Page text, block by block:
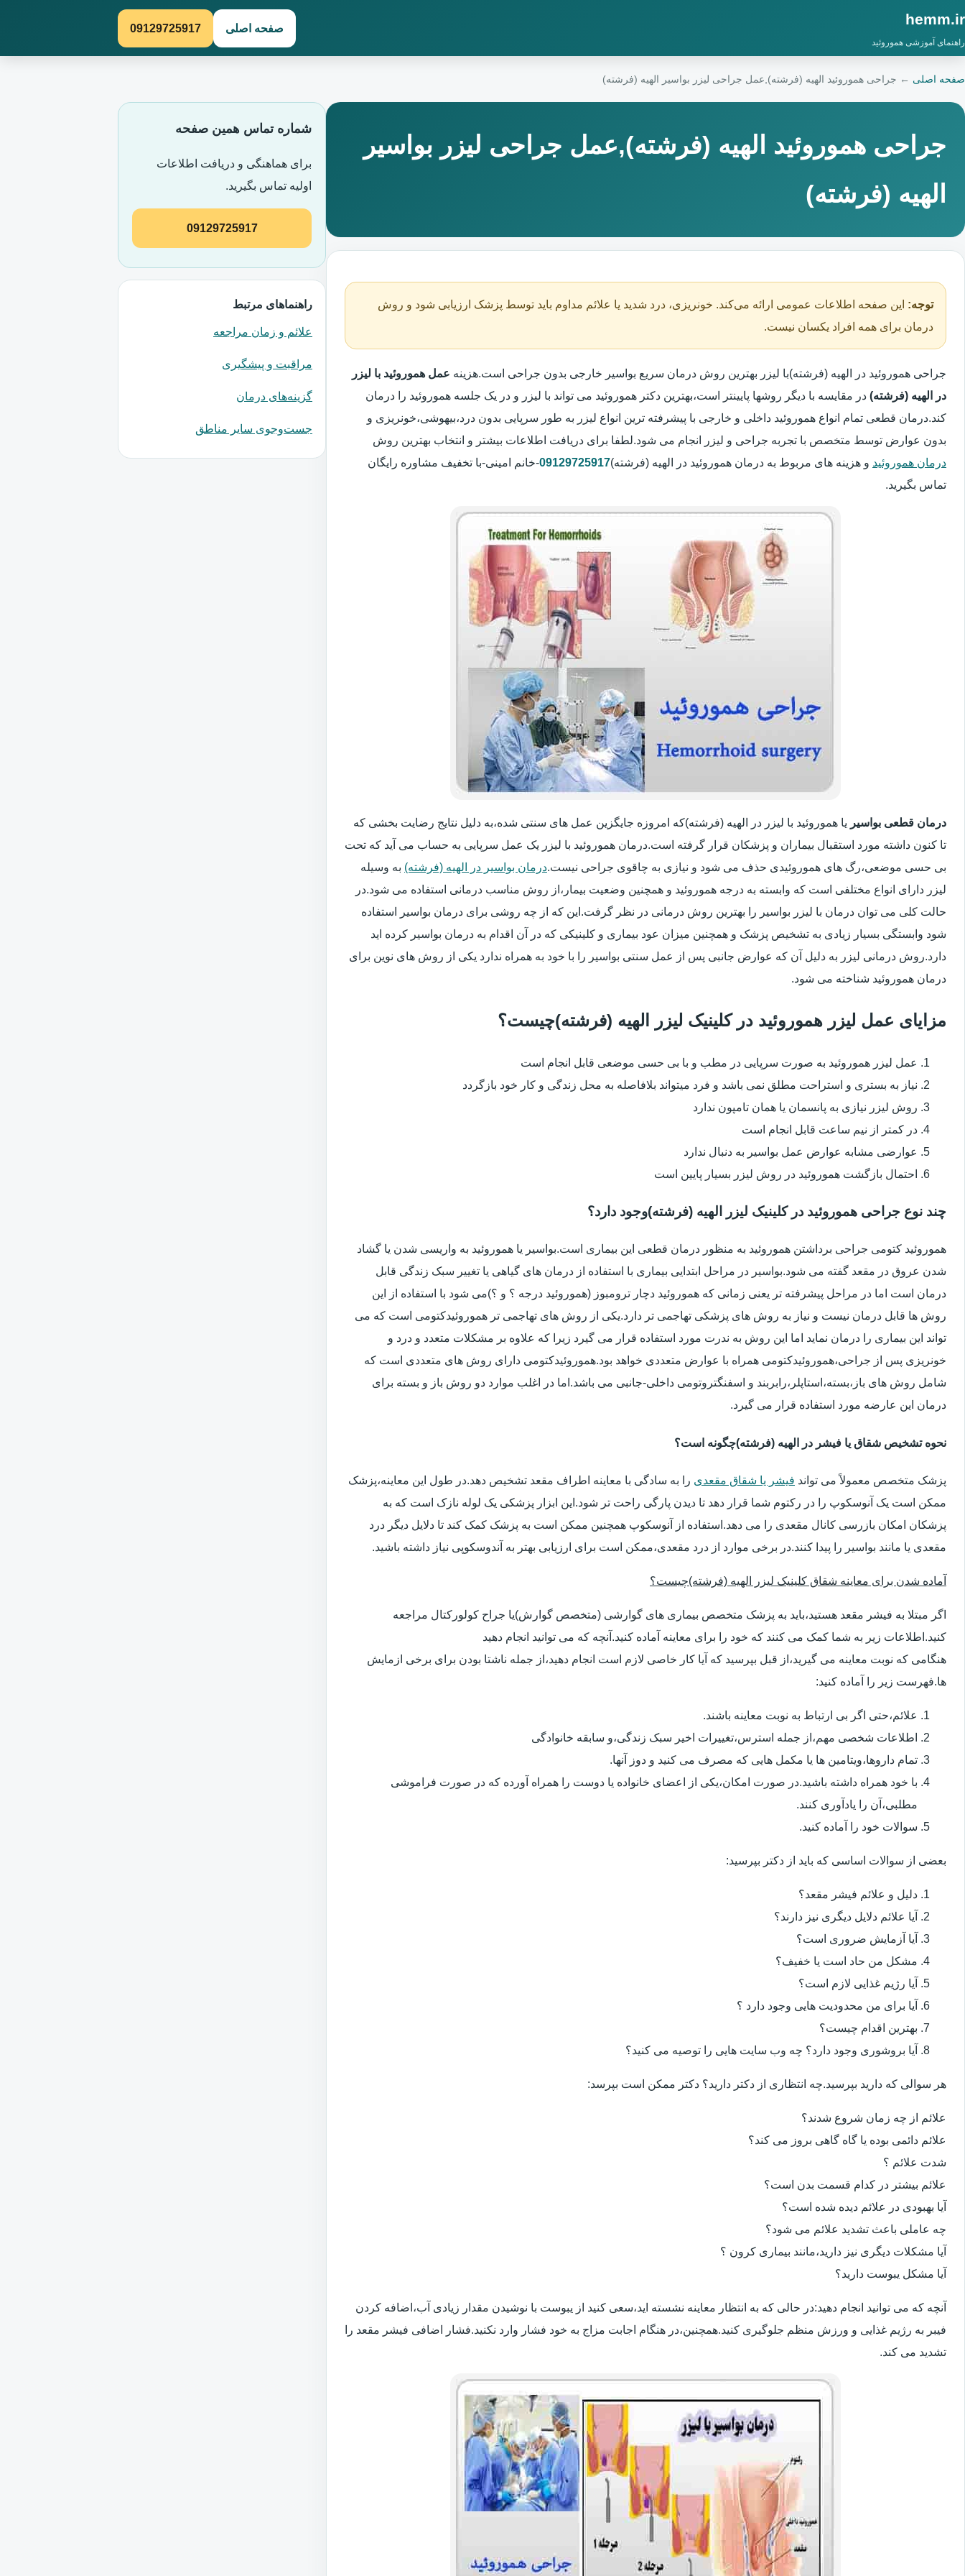
hemm.ir
راهنمای آموزشی هموروئید
صفحه اصلی 09129725917
صفحه اصلی ← جراحی هموروئید الهیه (فرشته),عمل جراحی لیزر بواسیر الهیه (فرشته)
جراحی هموروئید الهیه (فرشته),عمل جراحی لیزر بواسیر
الهیه (فرشته)
توجه: این صفحه اطلاعات عمومی ارائه می‌کند. خونریزی، درد شدید یا علائم مداوم باید توسط پزشک ارزیابی شود و روش
درمان برای همه افراد یکسان نیست.
جراحی هموروئید در الهیه (فرشته)با لیزر بهترین روش درمان سریع بواسیر خارجی بدون جراحی است.هزینه عمل هموروئید با لیزر
در الهیه (فرشته) در مقایسه با دیگر روشها پایینتر است،بهترین دکتر هموروئید می تواند با لیزر و در یک جلسه هموروئید را درمان
کند.درمان قطعی تمام انواع هموروئید داخلی و خارجی با پیشرفته ترین انواع لیزر به طور سرپایی بدون درد،بیهوشی،خونریزی و
بدون عوارض توسط متخصص با تجربه جراحی و لیزر انجام می شود.لطفا برای دریافت اطلاعات بیشتر و انتخاب بهترین روش
درمان هموروئید و هزینه های مربوط به درمان هموروئید در الهیه (فرشته)09129725917-خانم امینی-با تخفیف مشاوره رایگان
تماس بگیرید.
درمان قطعی بواسیر یا هموروئید با لیزر در الهیه (فرشته)که امروزه جایگزین عمل های سنتی شده،به دلیل نتایج رضایت بخشی که
تا کنون داشته مورد استقبال بیماران و پزشکان قرار گرفته است.درمان هموروئید با لیزر یک عمل سرپایی به حساب می آید که تحت
بی حسی موضعی،رگ های هموروئیدی حذف می شود و نیازی به چاقوی جراحی نیست.درمان بواسیر در الهیه (فرشته) به وسیله
لیزر دارای انواع مختلفی است که وابسته به درجه هموروئید و همچنین وضعیت بیمار،از روش مناسب درمانی استفاده می شود.در
حالت کلی می توان درمان با لیزر بواسیر را بهترین روش درمانی در نظر گرفت.این که از چه روشی برای درمان بواسیر استفاده
شود وابستگی بسیار زیادی به تشخیص پزشک و همچنین میزان عود بیماری و کلینیکی که در آن اقدام به درمان بواسیر کرده اید
دارد.روش درمانی لیزر به دلیل آن که عوارض جانبی پس از عمل سنتی بواسیر را با خود به همراه ندارد یکی از روش های نوین برای
درمان هموروئید شناخته می شود.
مزایای عمل لیزر هموروئید در کلینیک لیزر الهیه (فرشته)چیست؟
عمل لیزر هموروئید به صورت سرپایی در مطب و با بی حسی موضعی قابل انجام است
نیاز به بستری و استراحت مطلق نمی باشد و فرد میتواند بلافاصله به محل زندگی و کار خود بازگردد
روش لیزر نیازی به پانسمان یا همان تامپون ندارد
در کمتر از نیم ساعت قابل انجام است
عوارضی مشابه عوارض عمل بواسیر به دنبال ندارد
احتمال بازگشت هموروئید در روش لیزر بسیار پایین است
چند نوع جراحی هموروئید در کلینیک لیزر الهیه (فرشته)وجود دارد؟
هموروئید کتومی جراحی برداشتن هموروئید به منظور درمان قطعی این بیماری است.بواسیر یا هموروئید به واریسی شدن یا گشاد
شدن عروق در مقعد گفته می شود.بواسیر در مراحل ابتدایی بیماری با استفاده از درمان های گیاهی یا تغییر سبک زندگی قابل
درمان است اما در مراحل پیشرفته تر یعنی زمانی که هموروئید دچار ترومبوز (هموروئید درجه ؟ و ؟)می شود با استفاده از این
روش ها قابل درمان نیست و نیاز به روش های پزشکی تهاجمی تر دارد.یکی از روش های تهاجمی تر هموروئیدکتومی است که می
تواند این بیماری را درمان نماید اما این روش به ندرت مورد استفاده قرار می گیرد زیرا که علاوه بر مشکلات متعدد و درد و
خونریزی پس از جراحی،هموروئیدکتومی همراه با عوارض متعددی خواهد بود.هموروئیدکتومی دارای روش های متعددی است که
شامل روش های باز،بسته،استاپلر،رابربند و اسفنگتروتومی داخلی-جانبی می باشد.اما در اغلب موارد دو روش باز و بسته برای
درمان این عارضه مورد استفاده قرار می گیرد.
نحوه تشخیص شقاق یا فیشر در الهیه (فرشته)چگونه است؟
پزشک متخصص معمولاً می تواند فیشر یا شقاق مقعدی را به سادگی با معاینه اطراف مقعد تشخیص دهد.در طول این معاینه،پزشک
ممکن است یک آنوسکوپ را در رکتوم شما قرار دهد تا دیدن پارگی راحت تر شود.این ابزار پزشکی یک لوله نازک است که به
پزشکان امکان بازرسی کانال مقعدی را می دهد.استفاده از آنوسکوپ همچنین ممکن است به پزشک کمک کند تا دلایل دیگر درد
مقعدی یا مانند بواسیر را پیدا کنند.در برخی موارد از درد مقعدی،ممکن است برای ارزیابی بهتر به آندوسکوپی نیاز داشته باشید.
آماده شدن برای معاینه شقاق کلینیک لیزر الهیه (فرشته)چیست؟
اگر مبتلا به فیشر مقعد هستید،باید به پزشک متخصص بیماری های گوارشی (متخصص گوارش)یا جراح کولورکتال مراجعه
کنید.اطلاعات زیر به شما کمک می کنند که خود را برای معاینه آماده کنید.آنچه که می توانید انجام دهید
هنگامی که نوبت معاینه می گیرید،از قبل بپرسید که آیا کار خاصی لازم است انجام دهید،از جمله ناشتا بودن برای برخی ازمایش
ها.فهرست زیر را آماده کنید:
علائم،حتی اگر بی ارتباط به نوبت معاینه باشند.
اطلاعات شخصی مهم،از جمله استرس،تغییرات اخیر سبک زندگی،و سابقه خانوادگی
تمام داروها،ویتامین ها یا مکمل هایی که مصرف می کنید و دوز آنها.
با خود همراه داشته باشید.در صورت امکان،یکی از اعضای خانواده یا دوست را همراه آورده که در صورت فراموشی
مطلبی،آن را یادآوری کنند.
سوالات خود را آماده کنید.
بعضی از سوالات اساسی که باید از دکتر بپرسید:
دلیل و علائم فیشر مقعد؟
آیا علائم دلایل دیگری نیز دارند؟
آیا آزمایش ضروری است؟
مشکل من حاد است یا خفیف؟
آیا رژیم غذایی لازم است؟
آیا برای من محدودیت هایی وجود دارد ؟
بهترین اقدام چیست؟
آیا بروشوری وجود دارد؟ چه وب سایت هایی را توصیه می کنید؟
هر سوالی که دارید بپرسید.چه انتظاری از دکتر دارید؟ دکتر ممکن است بپرسد:
علائم از چه زمان شروع شدند؟
علائم دائمی بوده یا گاه گاهی بروز می کند؟
شدت علائم ؟
علائم بیشتر در کدام قسمت بدن است؟
آیا بهبودی در علائم دیده شده است؟
چه عاملی باعث تشدید علائم می شود؟
آیا مشکلات دیگری نیز دارید،مانند بیماری کرون ؟
آیا مشکل یبوست دارید؟
آنچه که می توانید انجام دهید:در حالی که به انتظار معاینه نشسته اید،سعی کنید از یبوست با نوشیدن مقدار زیادی آب،اضافه کردن
فیبر به رژیم غذایی و ورزش منظم جلوگیری کنید.همچنین،در هنگام اجابت مزاج به خود فشار وارد نکنید.فشار اضافی فیشر مقعد را
تشدید می کند.
شماره تماس همین صفحه
برای هماهنگی و دریافت اطلاعات
اولیه تماس بگیرید.
09129725917
راهنماهای مرتبط
علائم و زمان مراجعه
مراقبت و پیشگیری
گزینه‌های درمان
جست‌وجوی سایر مناطق